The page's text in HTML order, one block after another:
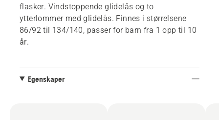
flasker. Vindstoppende glidelås og to
ytterlommer med glidelås. Finnes i størrelsene
86/92 til 134/140, passer for barn fra 1 opp til 10
år.
Egenskaper